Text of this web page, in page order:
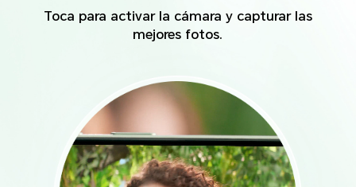
Toca para activar la cámara y capturar las
mejores fotos.